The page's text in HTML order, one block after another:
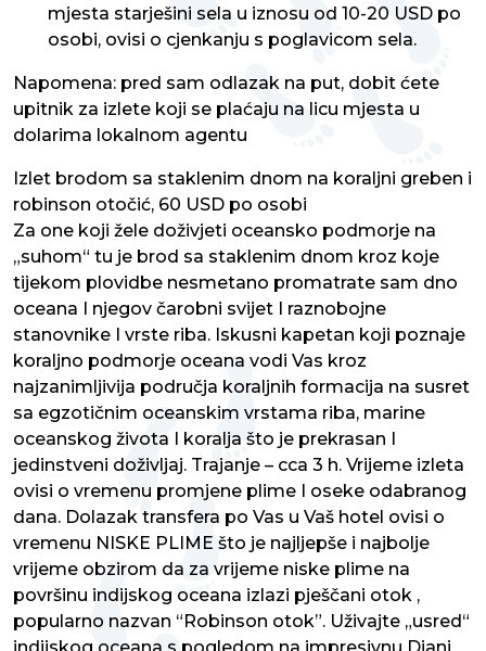
mjesta starješini sela u iznosu od 10-20 USD po
osobi, ovisi o cjenkanju s poglavicom sela.
Napomena: pred sam odlazak na put, dobit ćete
upitnik za izlete koji se plaćaju na licu mjesta u
dolarima lokalnom agentu
Izlet brodom sa staklenim dnom na koraljni greben i
robinson otočić, 60 USD po osobi
Za one koji žele doživjeti oceansko podmorje na
„suhom“ tu je brod sa staklenim dnom kroz koje
tijekom plovidbe nesmetano promatrate sam dno
oceana I njegov čarobni svijet I raznobojne
stanovnike I vrste riba. Iskusni kapetan koji poznaje
koraljno podmorje oceana vodi Vas kroz
najzanimljivija područja koraljnih formacija na susret
sa egzotičnim oceanskim vrstama riba, marine
oceanskog života I koralja što je prekrasan I
jedinstveni doživljaj. Trajanje – cca 3 h. Vrijeme izleta
ovisi o vremenu promjene plime I oseke odabranog
dana. Dolazak transfera po Vas u Vaš hotel ovisi o
vremenu NISKE PLIME što je najljepše i najbolje
vrijeme obzirom da za vrijeme niske plime na
površinu indijskog oceana izlazi pješčani otok ,
popularno nazvan “Robinson otok”. Uživajte „usred“